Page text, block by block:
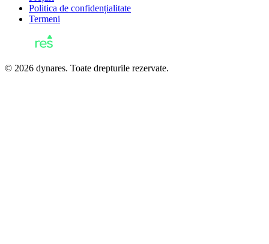
Politica de confidențialitate
Termeni
© 2026 dynares. Toate drepturile rezervate.